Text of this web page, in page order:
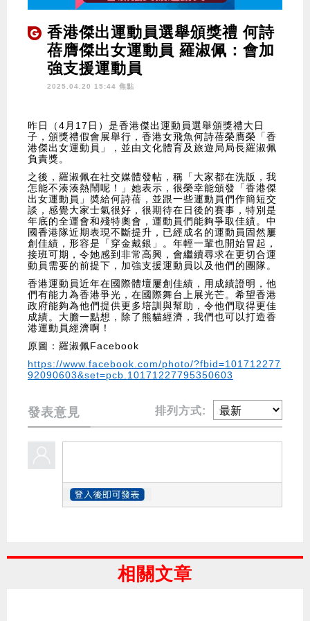
香港傑出運動員選舉頒獎禮 何詩
蓓膺傑出女運動員 羅淑佩：會加
強支援運動員
2025.04.20 15:44 焦點
昨日（4月17日）是香港傑出運動員選舉頒獎禮大日
子，頒獎禮假會展舉行，香港女飛魚何詩蓓榮膺榮「香
港傑出女運動員」，並由文化體育及旅遊局局長羅淑佩
負責獎。
之後，羅淑佩在社交媒體發帖，稱「大家都在洗版，我
怎能不湊湊熱鬧呢！」她表示，很榮幸能頒發「香港傑
出女運動員」奬給何詩蓓，並跟一些運動員們作簡短交
談，感覺大家士氣很好，很期待在日後的賽事，特別是
年底的全運會和殘特奧會，運動員們能夠爭取佳績。中
國香港隊近期表現不斷提升，已經成名的運動員固然屢
創佳績，形容是「穿金戴銀」。年輕一輩也開始冒起，
接班可期，令她感到非常高興，會繼續尋求在更切合運
動員需要的前提下，加強支援運動員以及他們的團隊。
香港運動員近年在國際體壇屢創佳績，用成績證明，他
們有能力為香港爭光，在國際舞台上展光芒。希望香港
政府能夠為他們提供更多培訓與幫助，令他們取得更佳
成績。大膽一點想，除了熊貓經濟，我們也可以打造香
港運動員經濟啊！
原圖：羅淑佩Facebook
https://www.facebook.com/photo/?fbid=101712277
92090603&set=pcb.10171227795350603
發表意見 排列方式:
相關文章